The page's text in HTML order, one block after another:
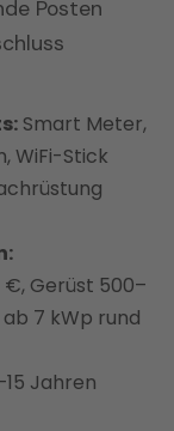
Posten
Smart Meter,
WiFi-Stick
Gerüst 500–
ab 7 kWp rund
Jahren